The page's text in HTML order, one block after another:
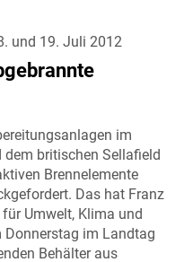
und 19. Juli 2012
im
britischen Sellafield
Brennelemente
Das hat Franz
Umwelt, Klima und
Donnerstag im Landtag
Behälter aus